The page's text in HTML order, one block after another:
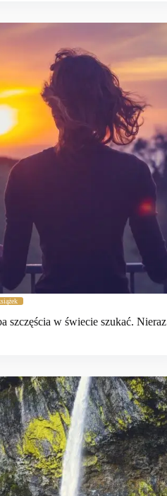
szczęścia w świecie szukać. Nieraz